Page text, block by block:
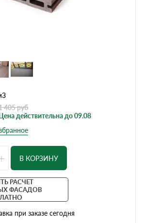
405руб
действительна до 09.08
В КОРЗИНУ
РАСЧЕТ
ФАСАДОВ
при заказе сегодня